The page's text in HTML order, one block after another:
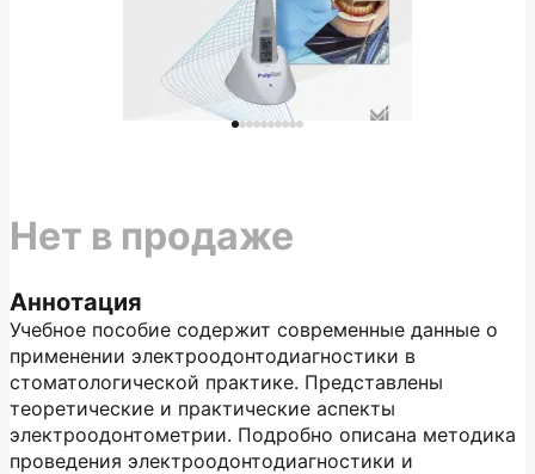
Аннотация
Учебное пособие содержит современные данные о
применении электроодонтодиагностики в
стоматологической практике. Представлены
теоретические и практические аспекты
электроодонтометрии. Подробно описана методика
проведения электроодонтодиагностики и
Нет в продаже